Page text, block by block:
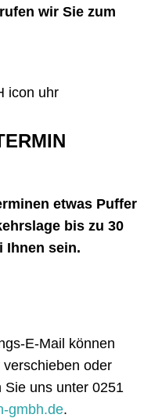
wir Sie zum
etwas Puffer
bis zu 30
Ihnen sein.
E-Mail können
oder
Sie uns unter 0251
gmbh.de.